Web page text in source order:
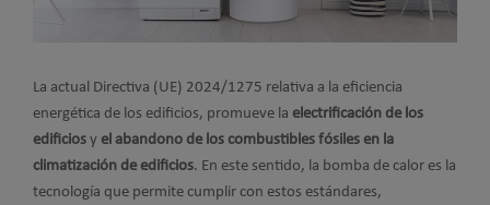
La actual Directiva (UE) 2024/1275 relativa a la eficiencia
energética de los edificios, promueve la electrificación de los
edificios y el abandono de los combustibles fósiles en la
climatización de edificios. En este sentido, la bomba de calor es la
tecnología que permite cumplir con estos estándares,